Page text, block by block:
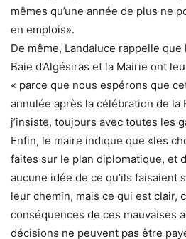
mêmes qu’une année de plus ne
en emplois».
De même, Landaluce rappelle que
Baie d’Algésiras et la Mairie ont
« parce que nous espérons que
annulée après la célébration de la
j’insiste, toujours avec toutes les
Enfin, le maire indique que «les
faites sur le plan diplomatique, et
aucune idée de ce qu’ils faisaient
leur chemin, mais ce qui est clair,
conséquences de ces mauvaises
décisions ne peuvent pas être